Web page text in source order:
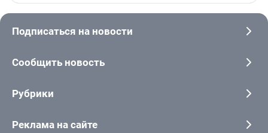
Подписаться на новости
Сообщить новость
Рубрики
Реклама на сайте